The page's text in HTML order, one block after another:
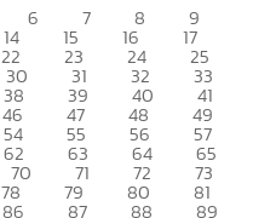
6 7 8 9
14 15 16 17
22 23 24 25
30 31 32 33
38 39 40 41
46 47 48 49
54 55 56 57
62 63 64 65
70 71 72 73
78 79 80 81
86 87 88 89